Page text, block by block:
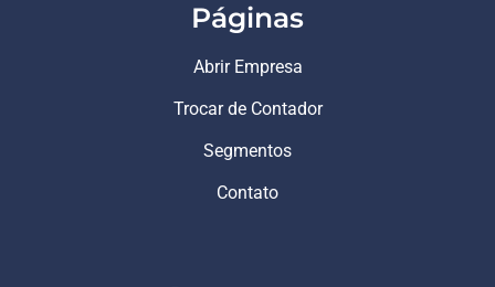
Páginas
Abrir Empresa
Trocar de Contador
Segmentos
Contato